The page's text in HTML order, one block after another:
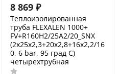
8 869 ₽
Теплоизолированная
труба FLEXALEN 1000+
FV+R160H2/25A2/20_SNX
(2x25x2,3+20x2,8+16x2,2/16
0, 6 bar, 95 град С)
четырехтрубная